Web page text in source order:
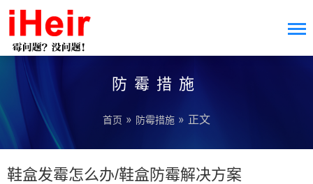
防霉措施
首页 » 防霉措施 » 正文
鞋盒发霉怎么办/鞋盒防霉解决方案